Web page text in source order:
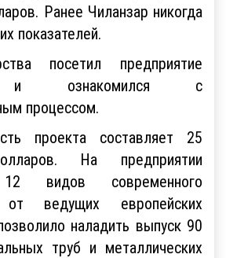
Ранее Чиланзар никогда
показателей.
посетил предприятие
и ознакомился с
процессом.
проекта составляет 25
На предприятии
12 видов современного
от ведущих европейских
наладить выпуск 90
труб и металлических